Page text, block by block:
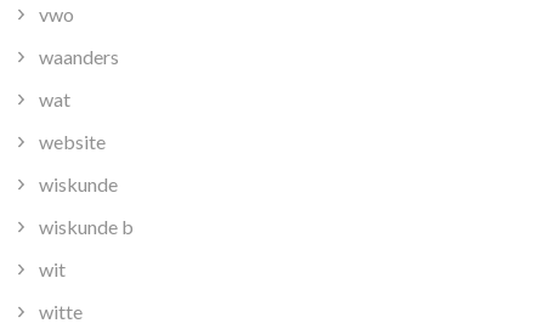
vwo
waanders
wat
website
wiskunde
wiskunde b
wit
witte